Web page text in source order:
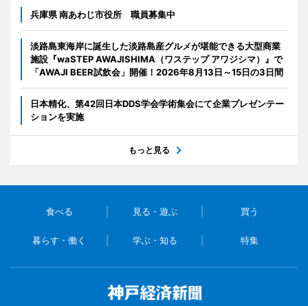
兵庫県 南あわじ市役所 職員募集中
淡路島東海岸に誕生した淡路島産グルメが堪能できる大型商業
施設『waSTEP AWAJISHIMA（ワステップ アワジシマ）』で
「AWAJI BEER試飲会」開催！2026年8月13日～15日の3日間
日本精化、第42回日本DDS学会学術集会にて企業プレゼンテー
ションを実施
もっと見る
食べる 見る・遊ぶ 買う
暮らす・働く 学ぶ・知る 特集